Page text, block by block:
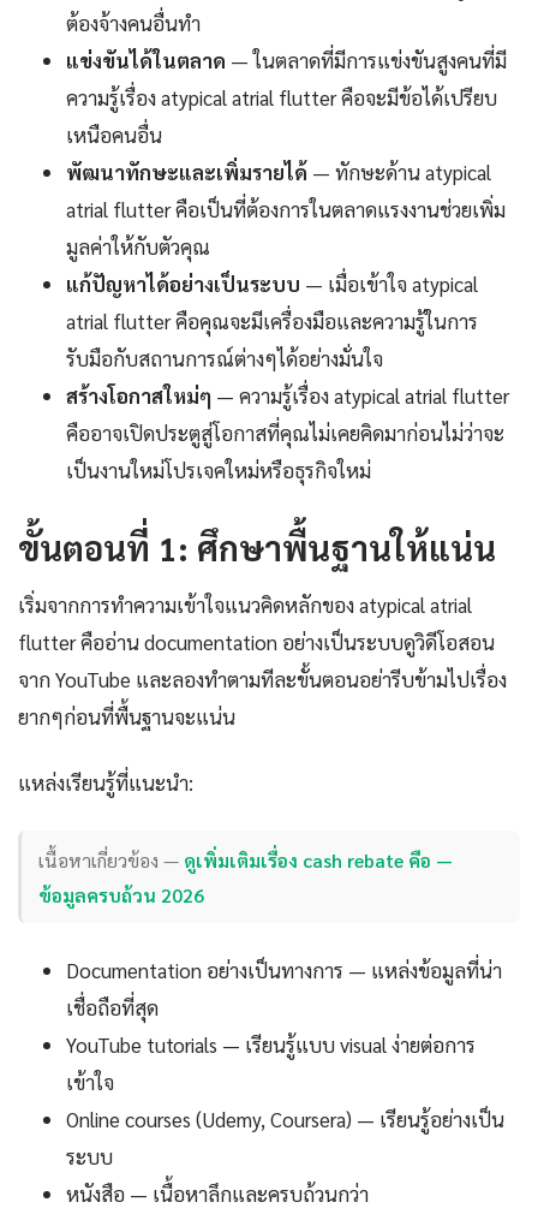
ต้องจ้างคนอื่นทำ
แข่งขันได้ในตลาด — ในตลาดที่มีการแข่งขันสูงคนที่มี
ความรู้เรื่อง atypical atrial flutter คือจะมีข้อได้เปรียบ
เหนือคนอื่น
พัฒนาทักษะและเพิ่มรายได้ — ทักษะด้าน atypical
atrial flutter คือเป็นที่ต้องการในตลาดแรงงานช่วยเพิ่ม
มูลค่าให้กับตัวคุณ
แก้ปัญหาได้อย่างเป็นระบบ — เมื่อเข้าใจ atypical
atrial flutter คือคุณจะมีเครื่องมือและความรู้ในการ
รับมือกับสถานการณ์ต่างๆได้อย่างมั่นใจ
สร้างโอกาสใหม่ๆ — ความรู้เรื่อง atypical atrial flutter
คืออาจเปิดประตูสู่โอกาสที่คุณไม่เคยคิดมาก่อนไม่ว่าจะ
เป็นงานใหม่โปรเจคใหม่หรือธุรกิจใหม่
ขั้นตอนที่ 1: ศึกษาพื้นฐานให้แน่น
เริ่มจากการทำความเข้าใจแนวคิดหลักของ atypical atrial
flutter คืออ่าน documentation อย่างเป็นระบบดูวิดีโอสอน
จาก YouTube และลองทำตามทีละขั้นตอนอย่ารีบข้ามไปเรื่อง
ยากๆก่อนที่พื้นฐานจะแน่น
แหล่งเรียนรู้ที่แนะนำ:
เนื้อหาเกี่ยวข้อง — ดูเพิ่มเติมเรื่อง cash rebate คือ —
ข้อมูลครบถ้วน 2026
Documentation อย่างเป็นทางการ — แหล่งข้อมูลที่น่า
เชื่อถือที่สุด
YouTube tutorials — เรียนรู้แบบ visual ง่ายต่อการ
เข้าใจ
Online courses (Udemy, Coursera) — เรียนรู้อย่างเป็น
ระบบ
หนังสือ — เนื้อหาลึกและครบถ้วนกว่า